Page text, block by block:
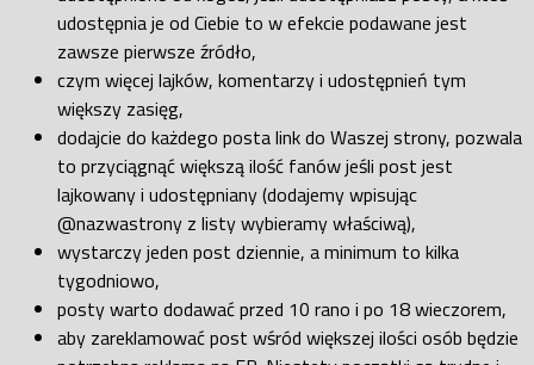
udostępnia je od Ciebie to w efekcie podawane jest
zawsze pierwsze źródło,
czym więcej lajków, komentarzy i udostępnień tym
większy zasięg,
dodajcie do każdego posta link do Waszej strony, pozwala
to przyciągnąć większą ilość fanów jeśli post jest
lajkowany i udostępniany (dodajemy wpisując
@nazwastrony z listy wybieramy właściwą),
wystarczy jeden post dziennie, a minimum to kilka
tygodniowo,
posty warto dodawać przed 10 rano i po 18 wieczorem,
aby zareklamować post wśród większej ilości osób będzie